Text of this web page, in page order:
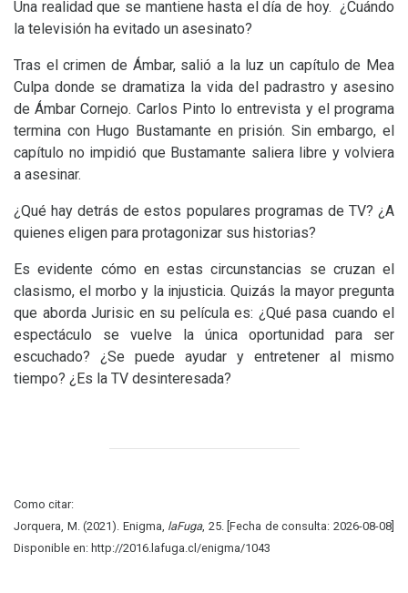
Una realidad que se mantiene hasta el día de hoy. ¿Cuándo
la televisión ha evitado un asesinato?
Tras el crimen de Ámbar, salió a la luz un capítulo de Mea
Culpa donde se dramatiza la vida del padrastro y asesino
de Ámbar Cornejo. Carlos Pinto lo entrevista y el programa
termina con Hugo Bustamante en prisión. Sin embargo, el
capítulo no impidió que Bustamante saliera libre y volviera
a asesinar.
¿Qué hay detrás de estos populares programas de TV? ¿A
quienes eligen para protagonizar sus historias?
Es evidente cómo en estas circunstancias se cruzan el
clasismo, el morbo y la injusticia. Quizás la mayor pregunta
que aborda Jurisic en su película es: ¿Qué pasa cuando el
espectáculo se vuelve la única oportunidad para ser
escuchado? ¿Se puede ayudar y entretener al mismo
tiempo? ¿Es la TV desinteresada?
Como citar:
Jorquera, M. (2021). Enigma, laFuga, 25. [Fecha de consulta: 2026-08-08]
Disponible en: http://2016.lafuga.cl/enigma/1043